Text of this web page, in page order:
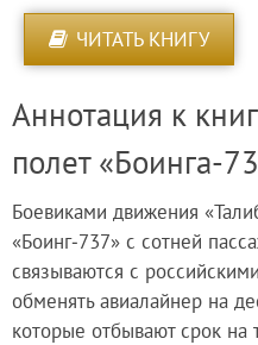
ЧИТАТЬ КНИГУ
Аннотация к
полет «Боинга-
Боевиками движения
«Боинг‑737» с сотней
связываются с
обменять авиалайнер на
которые отбывают срок